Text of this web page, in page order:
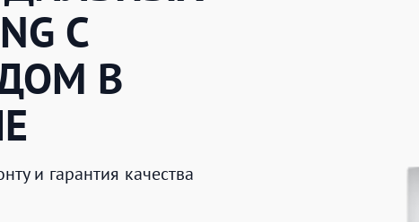
С
В
и гарантия качества